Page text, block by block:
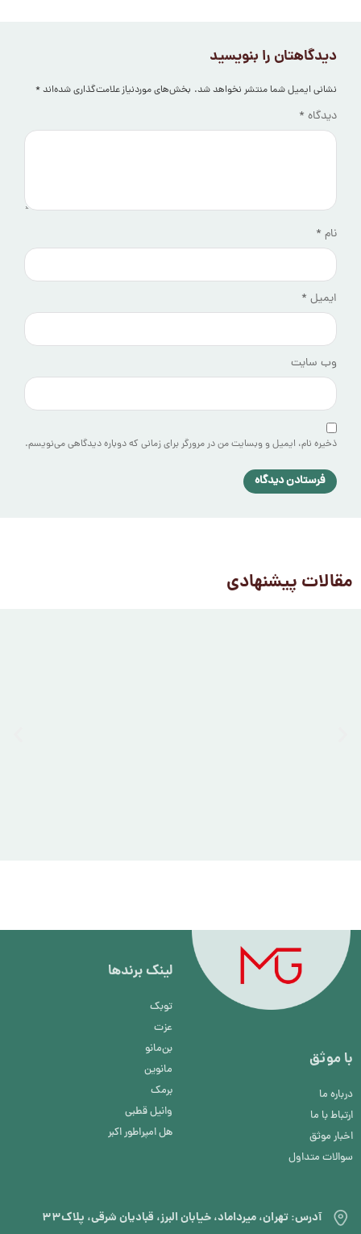
دیدگاهتان را بنویسید
نشانی ایمیل شما منتشر نخواهد شد. بخش‌های موردنیاز علامت‌گذاری شده‌اند*
دیدگاه *
نام *
ایمیل *
وب‌ سایت
ذخیره نام، ایمیل و وبسایت من در مرورگر برای زمانی که دوباره دیدگاهی می‌نویسم.
مقالات پیشنهادی
با موثق
درباره ما
ارتباط با ما
اخبار موثق
سوالات متداول
لینک برند‌ها
توبک
عزت
بن‌مانو
مانوین
برمک
وانیل قطبی
هل امپراطور اکبر
آدرس: تهران، میرداماد، خیابان البرز، قبادیان شرقی، پلاک۳۳